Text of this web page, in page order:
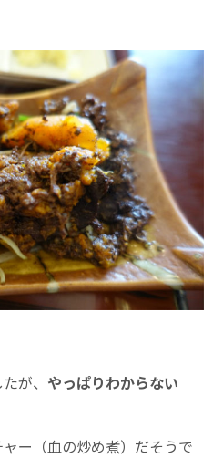
が、 やっぱりわからない
ー（血の炒め煮）だそうで